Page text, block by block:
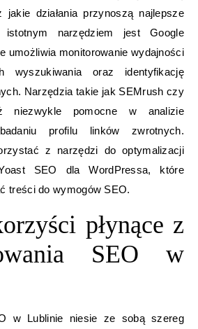
jakie działania przynoszą najlepsze
istotnym narzędziem jest Google
umożliwia monitorowanie wydajności
wyszukiwania oraz identyfikację
Narzędzia takie jak SEMrush czy
niezwykle pomocne w analizie
profilu linków zwrotnych.
z narzędzi do optymalizacji
SEO dla WordPressa, które
treści do wymogów SEO.
płynące z
SEO w
w Lublinie niesie ze sobą szereg